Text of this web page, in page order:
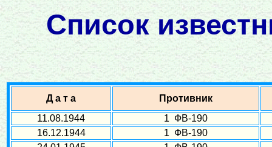
Список
Д а т а
Противник
11.08.1944
1 ФВ-190
16.12.1944
1 ФВ-190